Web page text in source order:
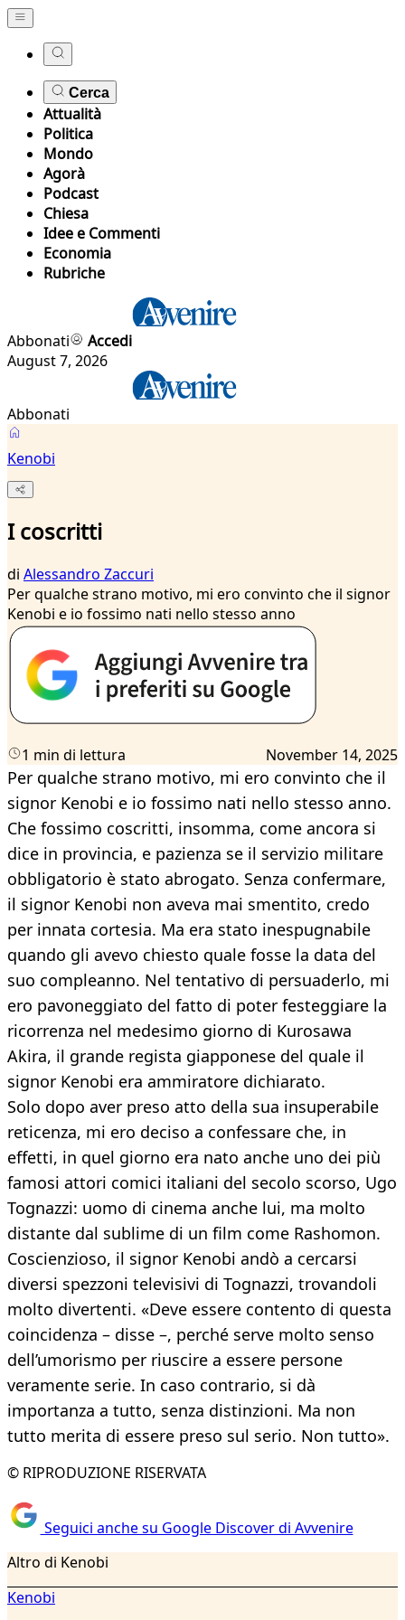
Cerca
Attualità
Politica
Mondo
Agorà
Podcast
Chiesa
Idee e Commenti
Economia
Rubriche
Abbonati
Accedi
August 7, 2026
Abbonati
Kenobi
I coscritti
di Alessandro Zaccuri
Per qualche strano motivo, mi ero convinto che il signor
Kenobi e io fossimo nati nello stesso anno
1 min di lettura November 14, 2025
Per qualche strano motivo, mi ero convinto che il
signor Kenobi e io fossimo nati nello stesso anno.
Che fossimo coscritti, insomma, come ancora si
dice in provincia, e pazienza se il servizio militare
obbligatorio è stato abrogato. Senza confermare,
il signor Kenobi non aveva mai smentito, credo
per innata cortesia. Ma era stato inespugnabile
quando gli avevo chiesto quale fosse la data del
suo compleanno. Nel tentativo di persuaderlo, mi
ero pavoneggiato del fatto di poter festeggiare la
ricorrenza nel medesimo giorno di Kurosawa
Akira, il grande regista giapponese del quale il
signor Kenobi era ammiratore dichiarato.
Solo dopo aver preso atto della sua insuperabile
reticenza, mi ero deciso a confessare che, in
effetti, in quel giorno era nato anche uno dei più
famosi attori comici italiani del secolo scorso, Ugo
Tognazzi: uomo di cinema anche lui, ma molto
distante dal sublime di un film come Rashomon.
Coscienzioso, il signor Kenobi andò a cercarsi
diversi spezzoni televisivi di Tognazzi, trovandoli
molto divertenti. «Deve essere contento di questa
coincidenza – disse –, perché serve molto senso
dell’umorismo per riuscire a essere persone
veramente serie. In caso contrario, si dà
importanza a tutto, senza distinzioni. Ma non
tutto merita di essere preso sul serio. Non tutto».
© RIPRODUZIONE RISERVATA
Seguici anche su Google Discover di Avvenire
Altro di Kenobi
Kenobi